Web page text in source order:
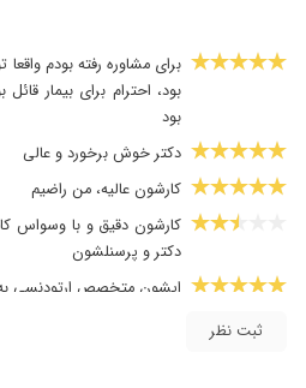
برای مشاوره رفته بودم
بود، احترام برای بیمار
بود
دکتر خوش برخورد و عالی
کارشون عالیه، من راضیم
کارشون دقیق و با وسواس
دکتر و پرسنلشون
ایشون متخصص ارتودنسی
دکتر داودیان عزیز
ثبت نظر